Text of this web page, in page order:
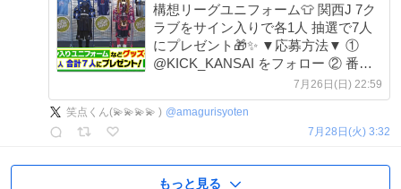
構想リーグユニフォーム👕 関西J 7ク
ラブをサイン入りで各1人 抽選で7人
にプレゼント🎁✨ ▼応募方法▼ ①
@KICK_KANSAI をフォロー ② 番組
をご覧の上、この投稿に感想や 番組
へのメッセージ、希望のクラブを書い
て 「引用リポスト」📮
7月26日(日) 22:59
笑点くん(💫💫💫💫 ) @amagurisyoten
7月28日(火) 3:32
もっと見る